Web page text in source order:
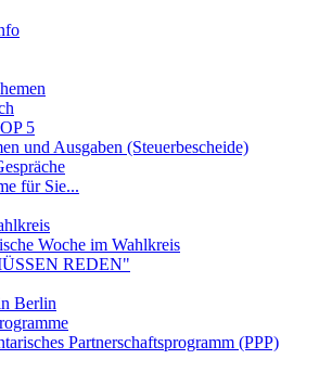
5
und Ausgaben (Steuerbescheide)
für Sie...
Woche im Wahlkreis
REDEN"
Berlin
Partnerschaftsprogramm (PPP)